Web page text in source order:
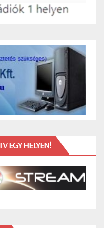
EGY HELYEN!